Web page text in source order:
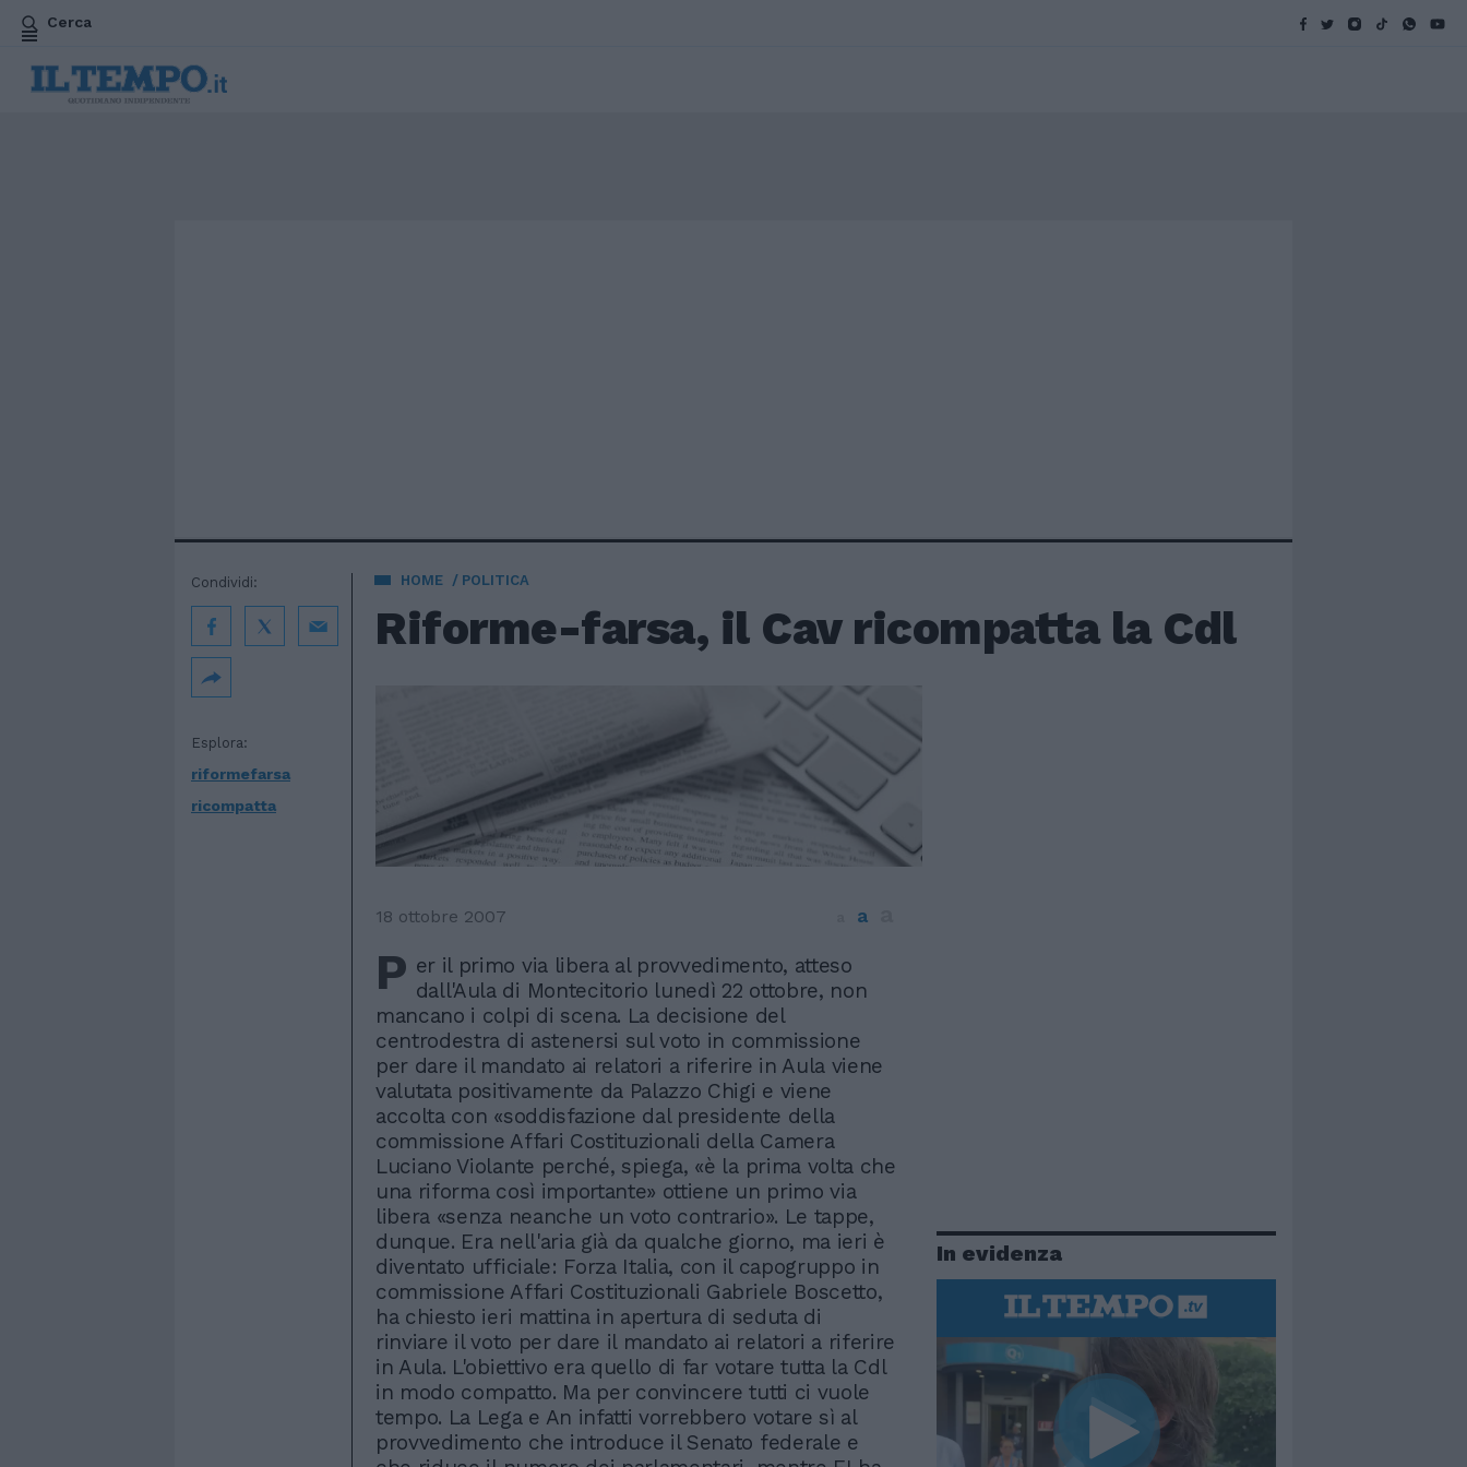
Cerca
HOME POLITICA
Riforme-farsa, il Cav ricompatta la Cdl
Esplora:
riformefarsa
ricompatta
Condividi:
18 ottobre 2007 a
P er il primo via libera al provvedimento, atteso
dall'Aula di Montecitorio lunedì 22 ottobre, non
mancano i colpi di scena. La decisione del
centrodestra di astenersi sul voto in commissione
per dare il mandato ai relatori a riferire in Aula viene
valutata positivamente da Palazzo Chigi e viene
accolta con «soddisfazione dal presidente della
commissione Affari Costituzionali della Camera
Luciano Violante perché, spiega, «è la prima volta che
una riforma così importante» ottiene un primo via
libera «senza neanche un voto contrario». Le tappe,
dunque. Era nell'aria già da qualche giorno, ma ieri è
diventato ufficiale: Forza Italia, con il capogruppo in
commissione Affari Costituzionali Gabriele Boscetto,
ha chiesto ieri mattina in apertura di seduta di
rinviare il voto per dare il mandato ai relatori a riferire
in Aula. L'obiettivo era quello di far votare tutta la Cdl
in modo compatto. Ma per convincere tutti ci vuole
tempo. La Lega e An infatti vorrebbero votare sì al
provvedimento che introduce il Senato federale e
In evidenza